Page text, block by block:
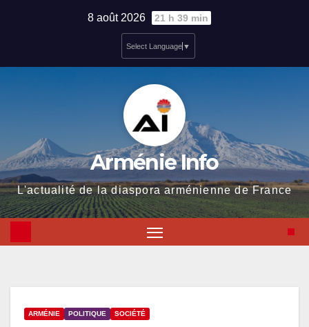
8 août 2026 21 h 39 min
Select Language ▼
Arménie Info
L'actualité de la diaspora arménienne de France
ARMÉNIE POLITIQUE SOCIÉTÉ